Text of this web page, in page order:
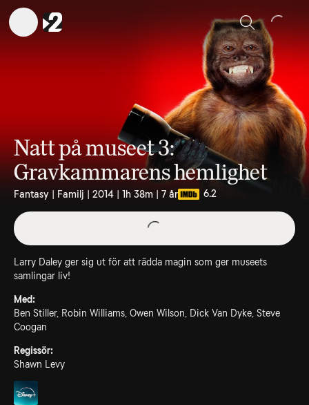
Sök
Natt på museet 3:
Gravkammarens hemlighet
Fantasy | Familj | 2014 | 1h 38m | 7 år 6.2
Larry Daley ger sig ut för att rädda magin som ger museets
samlingar liv!
Med:
Ben Stiller, Robin Williams, Owen Wilson, Dick Van Dyke, Steve
Coogan
Regissör:
Shawn Levy